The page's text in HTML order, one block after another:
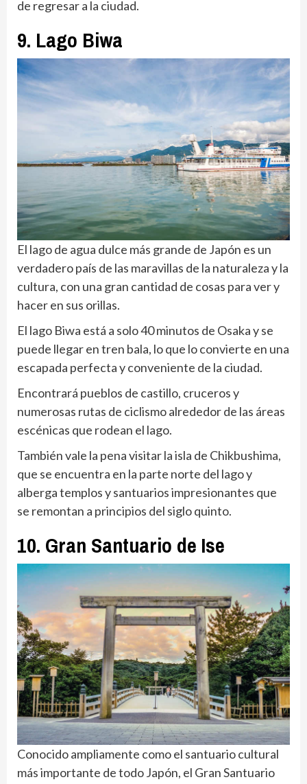
de regresar a la ciudad.
9. Lago Biwa
El lago de agua dulce más grande de Japón es un
verdadero país de las maravillas de la naturaleza y la
cultura, con una gran cantidad de cosas para ver y
hacer en sus orillas.
El lago Biwa está a solo 40 minutos de Osaka y se
puede llegar en tren bala, lo que lo convierte en una
escapada perfecta y conveniente de la ciudad.
Encontrará pueblos de castillo, cruceros y
numerosas rutas de ciclismo alrededor de las áreas
escénicas que rodean el lago.
También vale la pena visitar la isla de Chikbushima,
que se encuentra en la parte norte del lago y
alberga templos y santuarios impresionantes que
se remontan a principios del siglo quinto.
10. Gran Santuario de Ise
Conocido ampliamente como el santuario cultural
más importante de todo Japón, el Gran Santuario